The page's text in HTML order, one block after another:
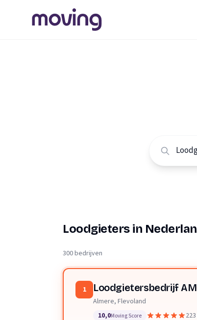
Loodgieter
Slotenmaker
Loodgieters in
300 bedrijven
1 Loodgietersbedrijf AM
Almere, Flevoland
10,0Moving Score